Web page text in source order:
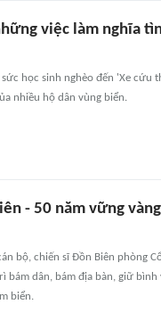
việc làm nghĩa
học sinh nghèo đến 'Xe cứu
nhiều hộ dân vùng biển.
- 50 năm vững
bộ, chiến sĩ Đồn Biên phòng
bám dân, bám địa bàn, giữ
biển.